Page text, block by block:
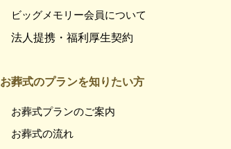
ビッグメモリー会員について
法人提携・福利厚生契約
お葬式のプランを知りたい方
お葬式プランのご案内
お葬式の流れ